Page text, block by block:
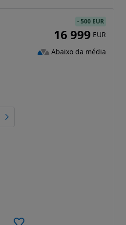
-500 EUR
16 999 EUR
Abaixo da média